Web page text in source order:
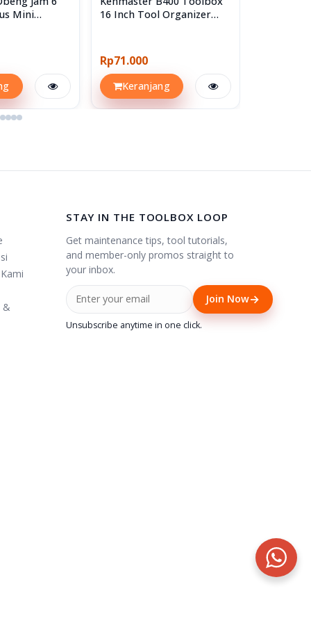
Mini
16 Inch Tool Organizer
Rp71.000
Keranjang
&
STAY IN THE TOOLBOX LOOP
Get maintenance tips, tool tutorials,
and member-only promos straight to
your inbox.
Join Now→
Unsubscribe anytime in one click.